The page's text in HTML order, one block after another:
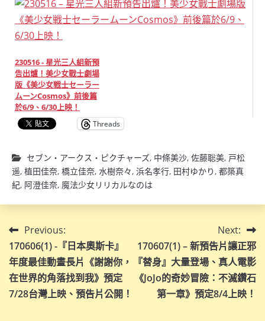
230516 - 星光三人組新預
告出爐！美少女戰士劇場
版《美少女戦士セーラー
ムーンCosmos》前後篇
於6/9、6/30上映！
Threads
セブン・アークス・ピクチャーズ, 中條美沙, 佐藤聡美, 戸松
遥, 植田佳奈, 橋立佳奈, 水樹奈々, 浜名孝行, 田村ゆかり, 都築真
紀, 阿澄佳奈, 魔法少女リリカルなのは
文
章
導
Previous:
170606(1) -『日本奧斯卡』
年度最佳動畫長片《謝謝你，
在世界的角落找到我》預定
7/28台灣上映、預告片公開！
Next:
170607(1) – 新預告片讓正邪
『替身』大量登場、真人電影
《JoJo的奇妙冒險：不滅鑽石
第一章》預定8/4上映！